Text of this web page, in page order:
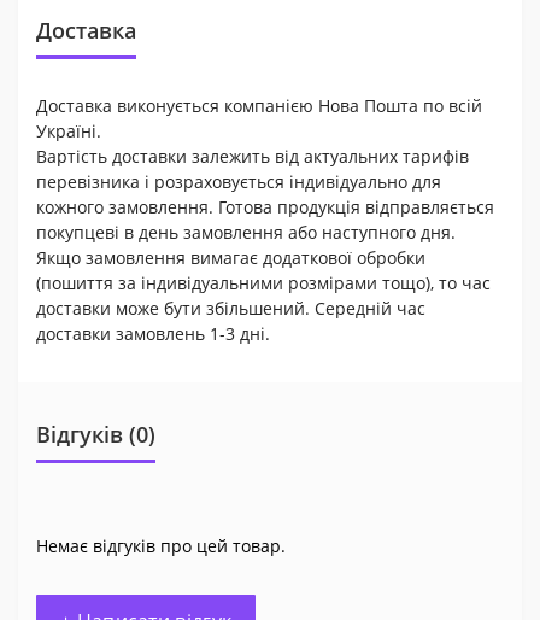
Доставка
Доставка виконується компанією Нова Пошта по всій
Україні.
Вартість доставки залежить від актуальних тарифів
перевізника і розраховується індивідуально для
кожного замовлення. Готова продукція відправляється
покупцеві в день замовлення або наступного дня.
Якщо замовлення вимагає додаткової обробки
(пошиття за індивідуальними розмірами тощо), то час
доставки може бути збільшений. Середній час
доставки замовлень 1-3 дні.
Відгуків (0)
Немає відгуків про цей товар.